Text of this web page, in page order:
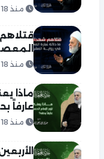
منذ 18 ساعة
منذ 18 ساعة
ماذا
عارفاً
منذ 18 ساعة